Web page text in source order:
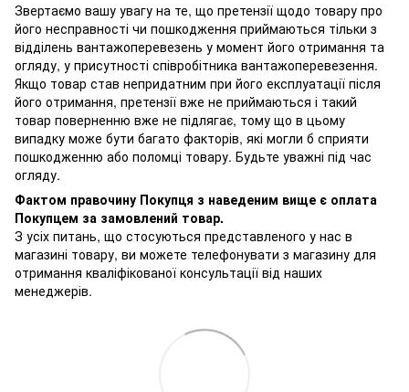
Звертаємо вашу увагу на те, що претензії щодо товару про
його несправності чи пошкодження приймаються тільки з
відділень вантажоперевезень у момент його отримання та
огляду, у присутності співробітника вантажоперевезення.
Якщо товар став непридатним при його експлуатації після
його отримання, претензії вже не приймаються і такий
товар поверненню вже не підлягає, тому що в цьому
випадку може бути багато факторів, які могли б сприяти
пошкодженню або поломці товару. Будьте уважні під час
огляду.
Фактом правочину Покупця з наведеним вище є оплата
Покупцем за замовлений товар.
З усіх питань, що стосуються представленого у нас в
магазині товару, ви можете телефонувати з магазину для
отримання кваліфікованої консультації від наших
менеджерів.